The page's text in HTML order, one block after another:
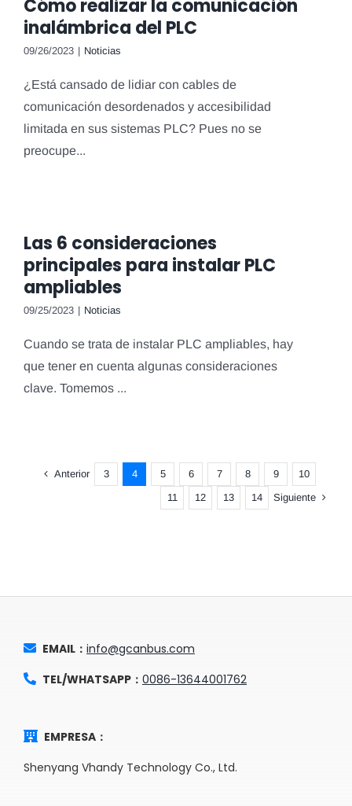
Cómo realizar la comunicación
inalámbrica del PLC
09/26/2023 | Noticias
¿Está cansado de lidiar con cables de
comunicación desordenados y accesibilidad
limitada en sus sistemas PLC? Pues no se
preocupe...
Las 6 consideraciones
principales para instalar PLC
ampliables
09/25/2023 | Noticias
Cuando se trata de instalar PLC ampliables, hay
que tener en cuenta algunas consideraciones
clave. Tomemos ...
Anterior 3 4 5 6 7 8 9
10
11
12 13 14 Siguiente
EMAIL： info@gcanbus.com
TEL/WHATSAPP： 0086-13644001762
EMPRESA：
Shenyang Vhandy Technology Co., Ltd.